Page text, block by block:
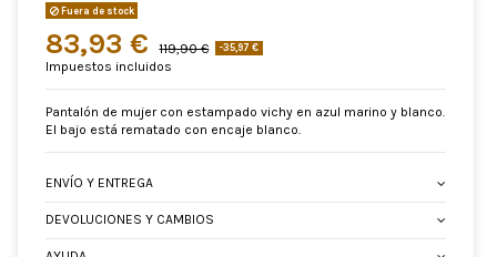
Fuera de stock
83,93 € 119,90 € -35,97 €
Impuestos incluidos
Pantalón de mujer con estampado vichy en azul marino y blanco.
El bajo está rematado con encaje blanco.
ENVÍO Y ENTREGA
DEVOLUCIONES Y CAMBIOS